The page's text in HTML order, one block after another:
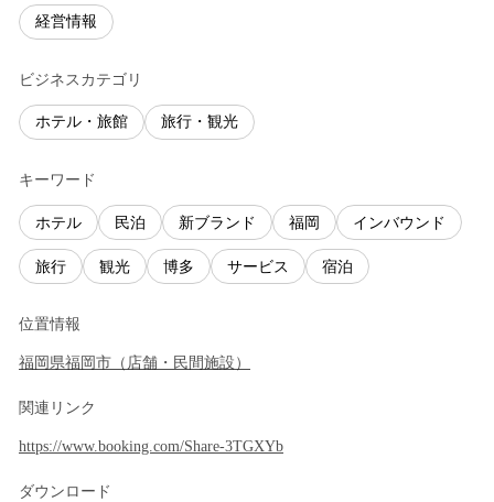
経営情報
ビジネスカテゴリ
ホテル・旅館 旅行・観光
キーワード
ホテル 民泊 新ブランド 福岡 インバウンド
旅行 観光 博多 サービス 宿泊
位置情報
福岡県福岡市 （ 店舗・民間施設 ）
関連リンク
https://www.booking.com/Share-3TGXYb
ダウンロード